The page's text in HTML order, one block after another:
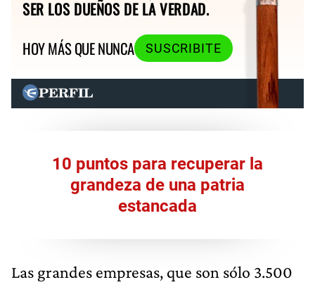
SER LOS DUEÑOS DE LA VERDAD.
HOY MÁS QUE NUNCA
SUSCRIBITE
10 puntos para recuperar la
grandeza de una patria
estancada
Las grandes empresas, que son sólo 3.500